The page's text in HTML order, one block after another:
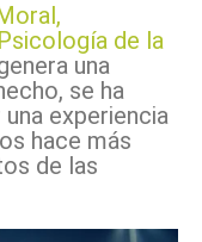
de la
una
se ha
experiencia
hace más
de las